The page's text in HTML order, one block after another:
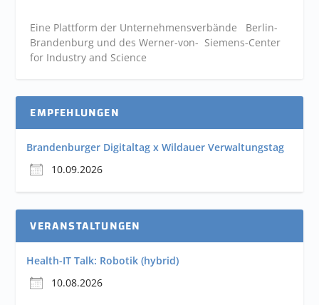
Eine Plattform der Unternehmensverbände Berlin-
Brandenburg und des Werner-von- Siemens-Center
for Industry and Science
EMPFEHLUNGEN
Brandenburger Digitaltag x Wildauer Verwaltungstag
10.09.2026
VERANSTALTUNGEN
Health-IT Talk: Robotik (hybrid)
10.08.2026